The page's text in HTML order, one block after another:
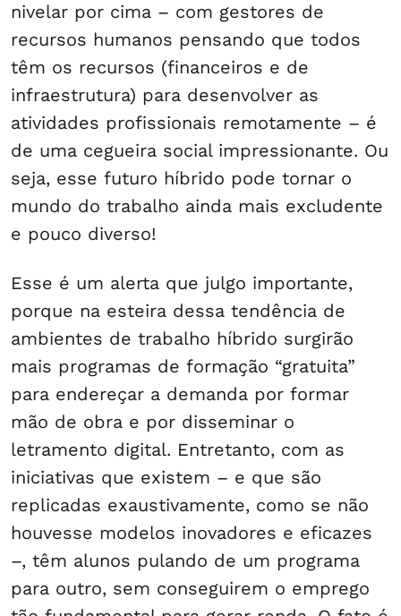
nivelar por cima – com gestores de
recursos humanos pensando que todos
têm os recursos (financeiros e de
infraestrutura) para desenvolver as
atividades profissionais remotamente – é
de uma cegueira social impressionante. Ou
seja, esse futuro híbrido pode tornar o
mundo do trabalho ainda mais excludente
e pouco diverso!
Esse é um alerta que julgo importante,
porque na esteira dessa tendência de
ambientes de trabalho híbrido surgirão
mais programas de formação “gratuita”
para endereçar a demanda por formar
mão de obra e por disseminar o
letramento digital. Entretanto, com as
iniciativas que existem – e que são
replicadas exaustivamente, como se não
houvesse modelos inovadores e eficazes
–, têm alunos pulando de um programa
para outro, sem conseguirem o emprego